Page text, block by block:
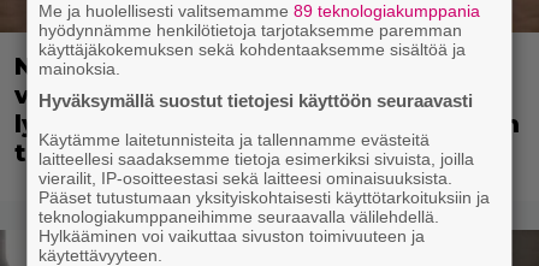
Nyt ilmaiskatselussa: Kulttiklassikon
värikäs uusintaversio – ensi-ilta
lykkääntyi vastenmielisen kohuvideon
takia
Me ja huolellisesti valitsemamme89 teknologiakumppania
hyödynnämme henkilötietoja tarjotaksemme paremman
käyttäjäkokemuksen sekä kohdentaaksemme sisältöä ja
mainoksia.
Hyväksymällä suostut tietojesi käyttöön seuraavasti
Käytämme laitetunnisteita ja tallennamme evästeitä
laitteellesi saadaksemme tietoja esimerkiksi sivuista, joilla
vierailit, IP-osoitteestasi sekä laitteesi ominaisuuksista.
Pääset tutustumaan yksityiskohtaisesti käyttötarkoituksiin ja
teknologiakumppaneihimme seuraavalla välilehdellä.
Hylkääminen voi vaikuttaa sivuston toimivuuteen ja
käytettävyyteen.